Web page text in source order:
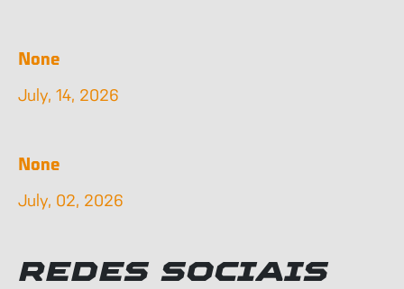
None
July, 14, 2026
None
July, 02, 2026
REDES SOCIAIS